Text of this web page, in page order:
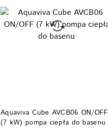
Aquaviva Cube AVCB06 ON/OFF
(7 kW) pompa ciepła do basenu
DO KOSZYKA